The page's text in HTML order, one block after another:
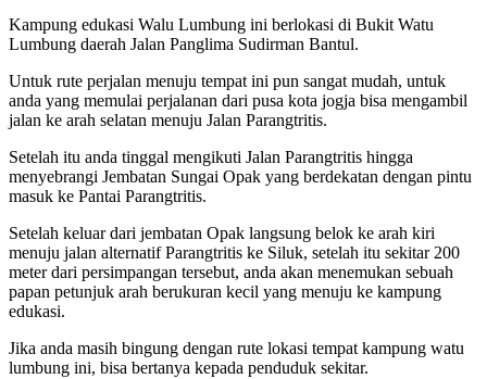
Kampung edukasi Walu Lumbung ini berlokasi di Bukit Watu
Lumbung daerah Jalan Panglima Sudirman Bantul.
Untuk rute perjalan menuju tempat ini pun sangat mudah, untuk
anda yang memulai perjalanan dari pusa kota jogja bisa mengambil
jalan ke arah selatan menuju Jalan Parangtritis.
Setelah itu anda tinggal mengikuti Jalan Parangtritis hingga
menyebrangi Jembatan Sungai Opak yang berdekatan dengan pintu
masuk ke Pantai Parangtritis.
Setelah keluar dari jembatan Opak langsung belok ke arah kiri
menuju jalan alternatif Parangtritis ke Siluk, setelah itu sekitar 200
meter dari persimpangan tersebut, anda akan menemukan sebuah
papan petunjuk arah berukuran kecil yang menuju ke kampung
edukasi.
Jika anda masih bingung dengan rute lokasi tempat kampung watu
lumbung ini, bisa bertanya kepada penduduk sekitar.